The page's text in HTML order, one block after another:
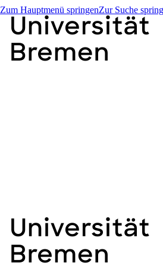
Zum Hauptmenü springenZur Suche